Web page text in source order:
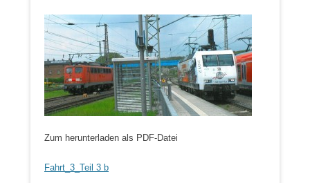
Zum herunterladen als PDF-Datei
Fahrt_3_Teil 3 b